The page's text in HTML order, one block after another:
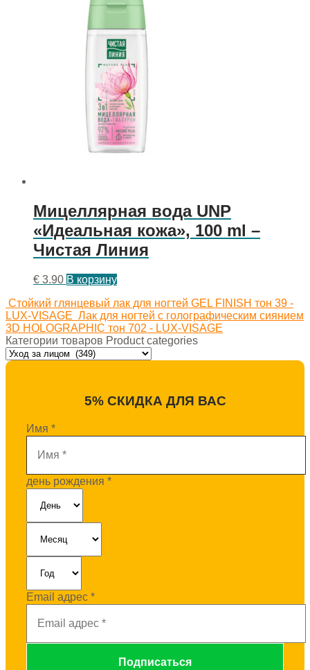
Мицеллярная вода UNP
«Идеальная кожа», 100 ml –
Чистая Линия
€ 3.90 В корзину
Стойкий глянцевый лак для ногтей GEL FINISH тон 39 -
LUX-VISAGE Лак для ногтей с голографическим сиянием
3D HOLOGRAPHIC тон 702 - LUX-VISAGE
Категории товаров Product categories
5% СКИДКА ДЛЯ ВАС
Имя *
день рождения *
Email адрес *